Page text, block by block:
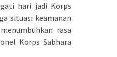
hari jadi Korps
situasi keamanan
rasa
Korps Sabhara